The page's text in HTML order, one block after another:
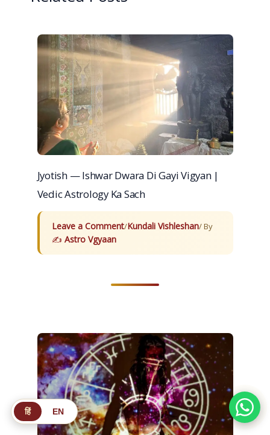
Jyotish — Ishwar Dwara Di Gayi Vigyan |
Vedic Astrology Ka Sach
Leave a Comment/Kundali Vishleshan/ By
Astro Vgyaan
हिं EN